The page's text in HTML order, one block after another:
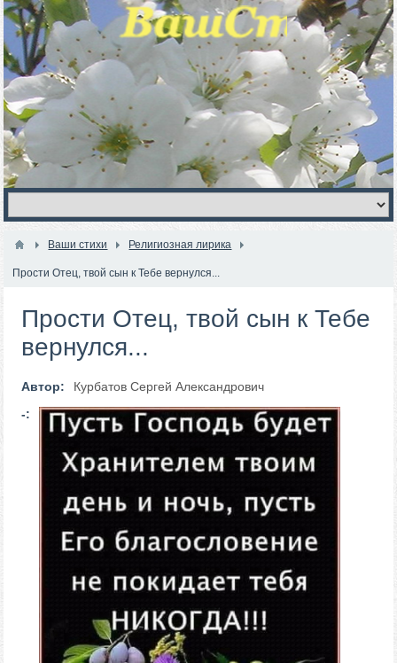
Ваши стихи Религиозная лирика
Прости Отец, твой сын к Тебе вернулся...
Прости Отец, твой сын к Тебе
вернулся...
Автор:
Курбатов Сергей Александрович
-: